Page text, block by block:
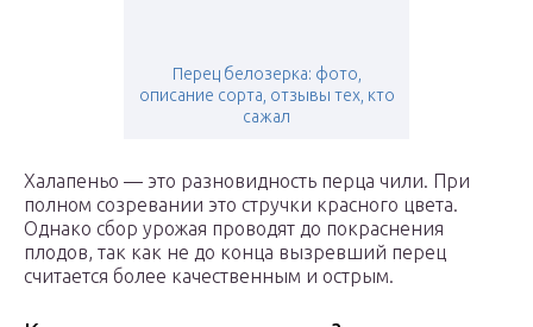
Перец белозерка: фото,
описание сорта, отзывы тех, кто
сажал
Халапеньо — это разновидность перца чили. При
полном созревании это стручки красного цвета.
Однако сбор урожая проводят до покраснения
плодов, так как не до конца вызревший перец
считается более качественным и острым.